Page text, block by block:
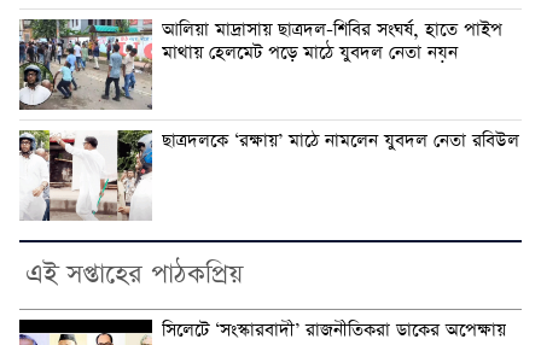
আলিয়া মাদ্রাসায় ছাত্রদল-শিবির সংঘর্ষ, হাতে পাইপ
মাথায় হেলমেট পড়ে মাঠে যুবদল নেতা নয়ন
ছাত্রদলকে ‘রক্ষায়’ মাঠে নামলেন যুবদল নেতা রবিউল
এই সপ্তাহের পাঠকপ্রিয়
সিলেটে ‘সংস্কারবাদী’ রাজনীতিকরা ডাকের অপেক্ষায়